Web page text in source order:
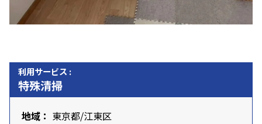
利用サービス :
特殊清掃
地域： 東京都/江東区